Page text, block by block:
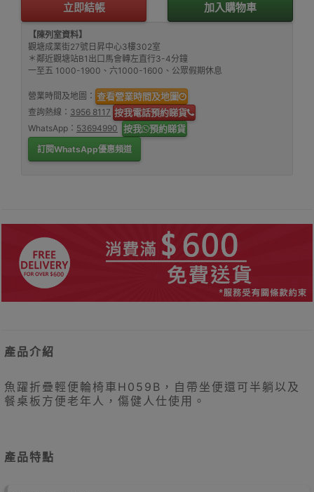
立即結帳 加入購物車
【陳列室資料】
觀塘成業街27號日昇中心3樓302室
＊鄰近觀塘站B1出口馬會轉左直行3-4分鐘
一至五 1000-1900、六1000-1600、公眾假期休息
營業時間及地圖： 查看營業時間及地圖
查詢熱線： 3956 8117 按我電話預約睇貨
WhatsApp： 53694990 按我 預約睇貨
訂閱WhatsApp優惠頻道
產品介紹
魚躍折疊輕便輪椅車H059B，自帶坐便還可半躺以及
餐桌板方便老年人，傷健人仕使用。
產品特點